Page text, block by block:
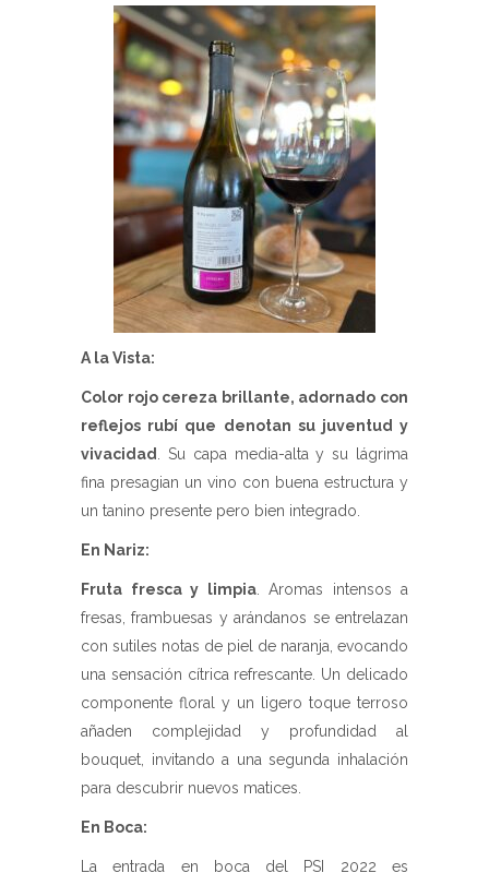
A la Vista:
Color rojo cereza brillante, adornado con
reflejos rubí que denotan su juventud y
vivacidad
. Su capa media-alta y su lágrima
fina presagian un vino con buena estructura y
un tanino presente pero bien integrado.
En Nariz:
Fruta fresca y limpia. Aromas intensos a
fresas, frambuesas y arándanos se entrelazan
con sutiles notas de piel de naranja, evocando
una sensación cítrica refrescante. Un delicado
componente floral y un ligero toque terroso
añaden complejidad y profundidad al
bouquet, invitando a una segunda inhalación
para descubrir nuevos matices.
En Boca:
La entrada en boca del PSI 2022 es